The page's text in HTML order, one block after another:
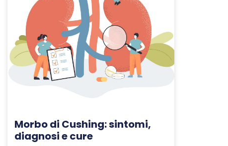
Morbo di Cushing: sintomi,
diagnosi e cure